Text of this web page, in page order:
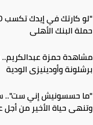
حملة البنك الأهلي
مشاهدة حمزة عبدالكريم..
برشلونة وأودينيزي الودية
وتنهي حياة الأخير من